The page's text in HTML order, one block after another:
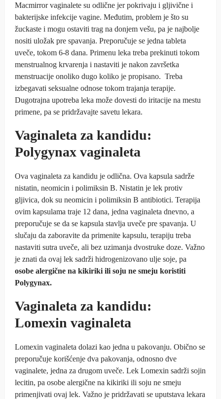
Macmirror vaginalete su odlične jer pokrivaju i gljivične i
bakterijske infekcije vagine. Međutim, problem je što su
žuckaste i mogu ostaviti trag na donjem vešu, pa je najbolje
nositi uložak pre spavanja. Preporučuje se jedna tableta
uveče, tokom 6-8 dana. Primenu leka treba prekinuti tokom
menstrualnog krvarenja i nastaviti je nakon završetka
menstruacije onoliko dugo koliko je propisano. Treba
izbegavati seksualne odnose tokom trajanja terapije.
Dugotrajna upotreba leka može dovesti do iritacije na mestu
primene, pa se pridržavajte savetu lekara.
Vaginaleta za kandidu:
Polygynax vaginaleta
Ova vaginaleta za kandidu je odlična. Ova kapsula sadrže
nistatin, neomicin i polimiksin B. Nistatin je lek protiv
gljivica, dok su neomicin i polimiksin B antibiotici. Terapija
ovim kapsulama traje 12 dana, jedna vaginaleta dnevno, a
preporučuje se da se kapsula stavlja uveče pre spavanja. U
slučaju da zaboravite da primenite kapsulu, terapiju treba
nastaviti sutra uveče, ali bez uzimanja dvostruke doze. Važno
je znati da ovaj lek sadrži hidrogenizovano ulje soje, pa
osobe alergične na kikiriki ili soju ne smeju koristiti
Polygynax.
Vaginaleta za kandidu:
Lomexin vaginaleta
Lomexin vaginaleta dolazi kao jedna u pakovanju. Obično se
preporučuje korišćenje dva pakovanja, odnosno dve
vaginalete, jedna za drugom uveče. Lek Lomexin sadrži sojin
lecitin, pa osobe alergične na kikiriki ili soju ne smeju
primenjivati ovaj lek. Važno je pridržavati se uputstava lekara